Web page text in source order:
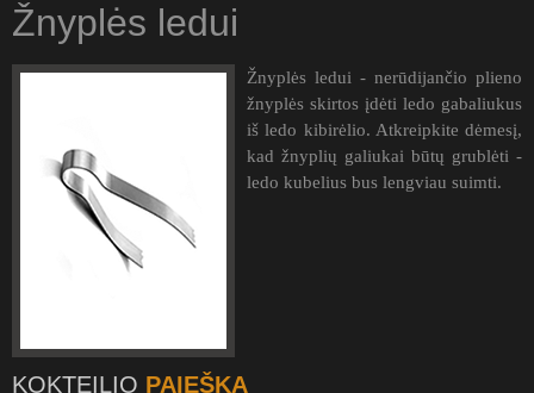
Žnyplės ledui
Žnyplės ledui - nerūdijančio plieno
žnyplės skirtos įdėti ledo gabaliukus
iš ledo kibirėlio. Atkreipkite dėmesį,
kad žnyplių galiukai būtų grublėti -
ledo kubelius bus lengviau suimti.
KOKTEILIO PAIEŠKA